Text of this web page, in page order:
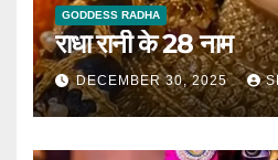
GODDESS RADHA
राधा रानी के 28 नाम
DECEMBER 30, 2025